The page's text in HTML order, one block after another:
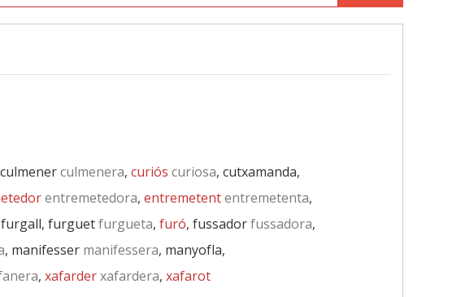
culmenera, curiós curiosa, cutxamanda,
entremetedora, entremetententremetenta,
furgall, furguetfurgueta, furó, fussadorfussadora,
, manifesser manifessera, manyofla,
, xafarderxafardera, xafarot